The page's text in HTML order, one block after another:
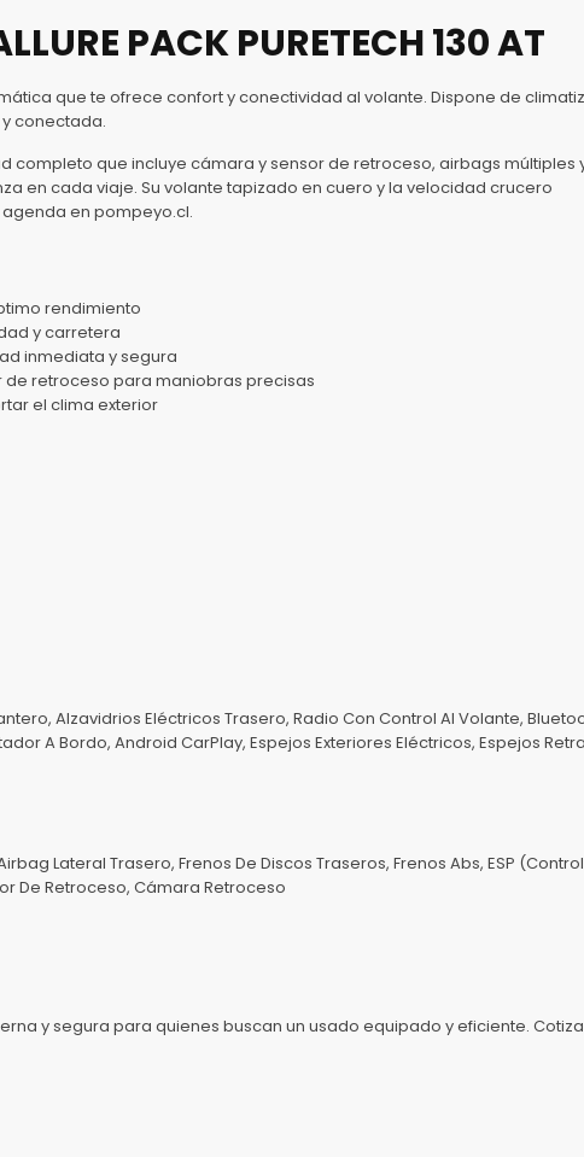
PACK PURETECH 130 AT
que te ofrece confort y conectividad al volante. Dispone de
conectada.
completo que incluye cámara y sensor de retroceso, airbags múltiples
en cada viaje. Su volante tapizado en cuero y la velocidad crucero
en pompeyo.cl.
rendimiento
y carretera
inmediata y segura
retroceso para maniobras precisas
el clima exterior
Alzavidrios Eléctricos Trasero, Radio Con Control Al Volante,
A Bordo, Android CarPlay, Espejos Exteriores Eléctricos, Espejos
Lateral Trasero, Frenos De Discos Traseros, Frenos Abs, ESP (Control
De Retroceso, Cámara Retroceso
y segura para quienes buscan un usado equipado y eficiente.